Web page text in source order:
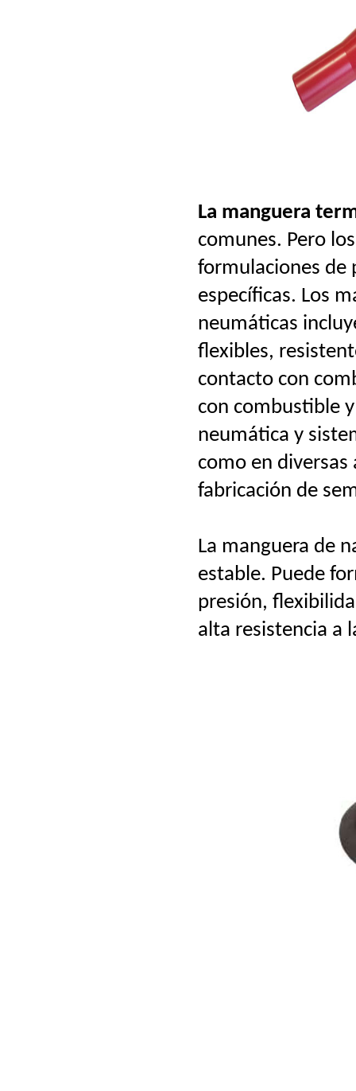
La manguera
comunes. Pero
formulaciones de
específicas. Los
neumáticas
flexibles,
contacto con
con combustible
neumática y
como en
fabricación de
La manguera de
estable. Puede
presión,
alta resistencia a